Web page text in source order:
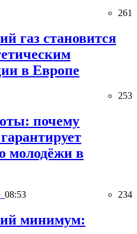
261
газ становится
в Европе
253
почему
молодёжи в
08:53 234
минимум: